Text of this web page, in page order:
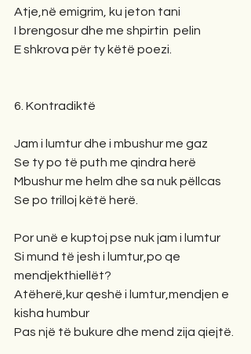
Atje,në emigrim, ku jeton tani
I brengosur dhe me shpirtin  pelin
E shkrova për ty këtë poezi.
6. Kontradiktë
Jam i lumtur dhe i mbushur me gaz
Se ty po të puth me qindra herë
Mbushur me helm dhe sa nuk pëllcas
Se po trilloj këtë herë.
Por unë e kuptoj pse nuk jam i lumtur
Si mund të jesh i lumtur,po qe
mendjekthiellët?
Atëherë,kur qeshë i lumtur,mendjen e
kisha humbur
Pas një të bukure dhe mend zija qiejtë.